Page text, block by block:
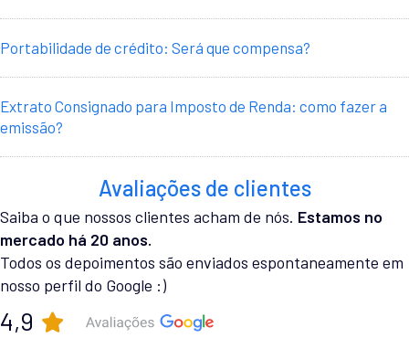
Portabilidade de crédito: Será que compensa?
Extrato Consignado para Imposto de Renda: como fazer a
emissão?
Avaliações de clientes
Saiba o que nossos clientes acham de nós. Estamos no
mercado há 20 anos.
Todos os depoimentos são enviados espontaneamente em
nosso perfil do Google :)
4,9